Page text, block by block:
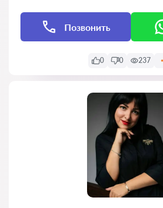
Позвонить
0 0 237